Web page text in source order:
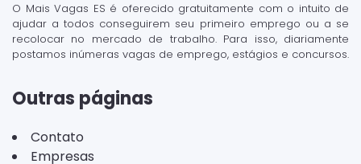
O Mais Vagas ES é oferecido gratuitamente com o intuito de
ajudar a todos conseguirem seu primeiro emprego ou a se
recolocar no mercado de trabalho. Para isso, diariamente
postamos inúmeras vagas de emprego, estágios e concursos.
Outras páginas
Contato
Empresas